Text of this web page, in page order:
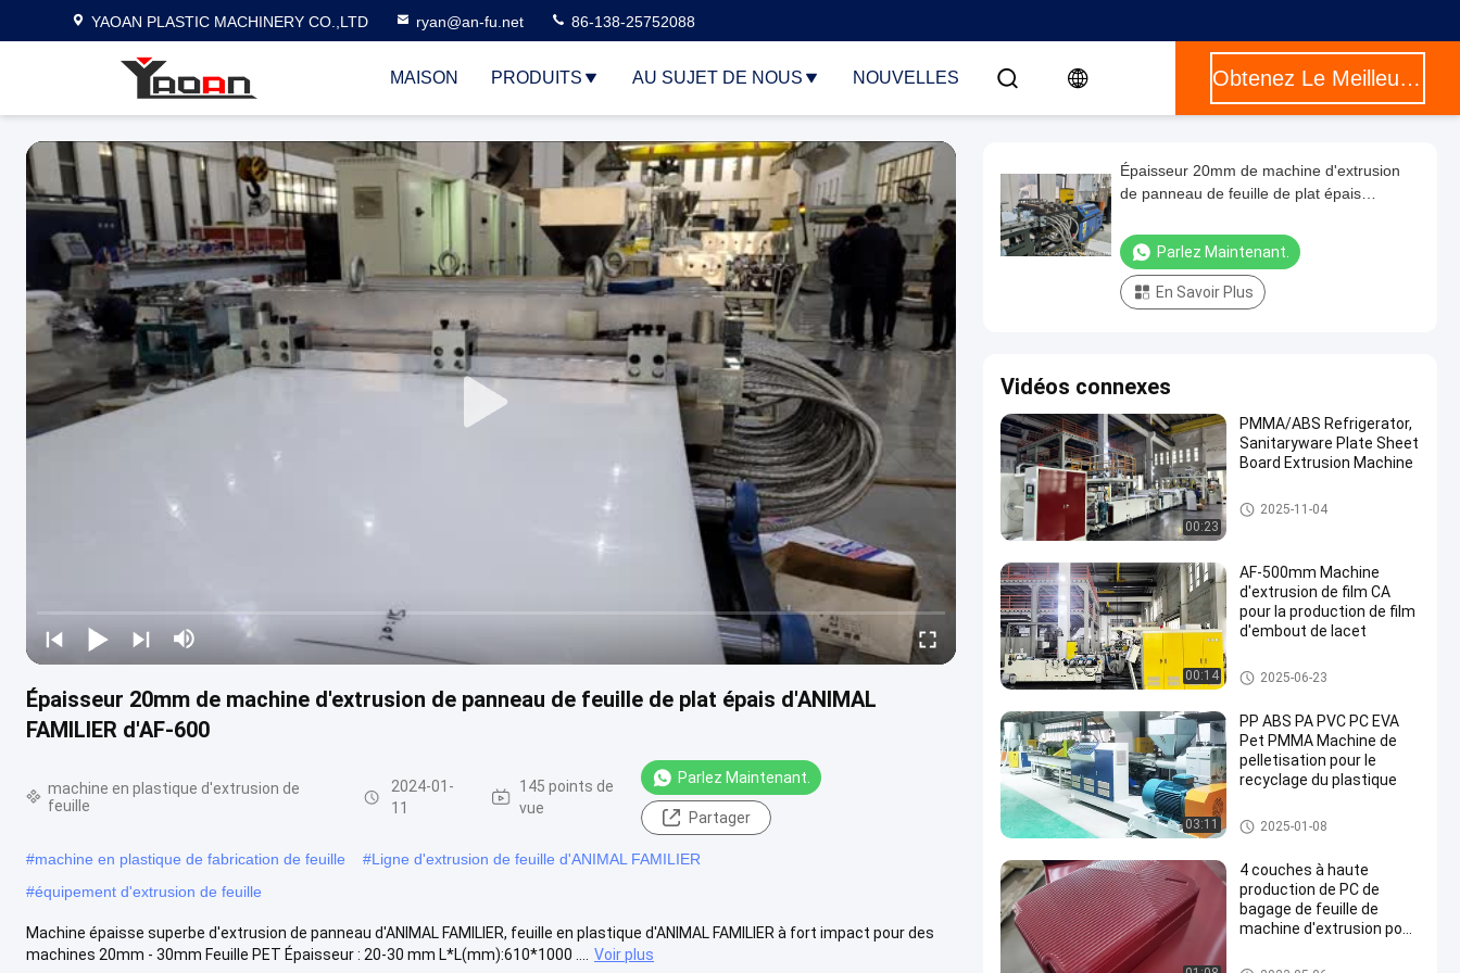
YAOAN PLASTIC MACHINERY CO.,LTD ryan@an-fu.net 86-138-25752088
MAISON PRODUITS AU SUJET DE NOUS NOUVELLES Obtenez Le Meilleur Prix
Épaisseur 20mm de machine d'extrusion de panneau de feuille de plat épais d'ANIMAL
FAMILIER d'AF-600
machine en plastique d'extrusion de
feuille
2024-01-
11
145 points de
vue
Parlez Maintenant.
Partager
#machine en plastique de fabrication de feuille #Ligne d'extrusion de feuille d'ANIMAL FAMILIER
#équipement d'extrusion de feuille
Machine épaisse superbe d'extrusion de panneau d'ANIMAL FAMILIER, feuille en plastique d'ANIMAL FAMILIER à fort impact pour des
machines 20mm - 30mm Feuille PET Épaisseur : 20-30 mm L*L(mm):610*1000 ....
Voir plus
Épaisseur 20mm de machine d'extrusion
de panneau de feuille de plat épais
Parlez Maintenant.
En Savoir Plus
Vidéos connexes
00:23
PMMA/ABS Refrigerator,
Sanitaryware Plate Sheet
Board Extrusion Machine
machine en plastique d'extrusi
on de feuille
2025-11-04
00:14
AF-500mm Machine
d'extrusion de film CA
pour la production de film
d'embout de lacet
machine en plastique d'extrusi
on de feuille
2025-06-23
03:11
PP ABS PA PVC PC EVA
Pet PMMA Machine de
pelletisation pour le
recyclage du plastique
machine de réutilisation en pla
stique de granule
2025-01-08
4 couches à haute
production de PC de
bagage de feuille de
machine d'extrusion pour
chariot
bagage faisant la machine